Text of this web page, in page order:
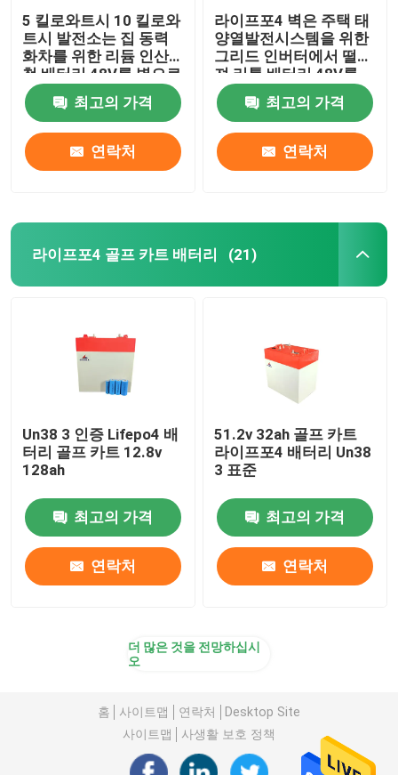
5 킬로와트시 10 킬로와
트시 발전소는 집 동력
화차를 위한 리듐 인산
철 배터리 48V를 벽으로
둘러쌉니다
최고의 가격
연락처
라이프포4 벽은 주택 태
양열발전시스템을 위한
그리드 인버터에서 떨어
져 리튬 배터리 48V를
탑재했습니다
최고의 가격
연락처
라이프포4 골프 카트 배터리 (21)
Un38 3 인증 Lifepo4 배
터리 골프 카트 12.8v
128ah
최고의 가격
연락처
51.2v 32ah 골프 카트
라이프포4 배터리 Un38
3 표준
최고의 가격
연락처
더 많은 것을 전망하십시
오
홈 사이트맵 연락처
Desktop Site
사이트맵
사생활 보호 정책